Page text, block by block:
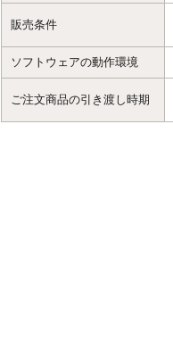
販売条件
ソフトウェアの動作環境
ご注文商品の引き渡し時期